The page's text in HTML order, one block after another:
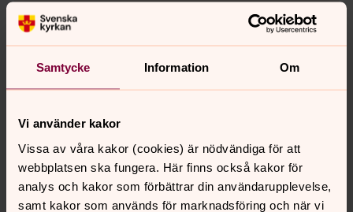
Samtycke Information Om
Vi använder kakor
Vissa av våra kakor (cookies) är nödvändiga för att
webbplatsen ska fungera. Här finns också kakor för
analys och kakor som förbättrar din användarupplevelse,
samt kakor som används för marknadsföring och när vi
hyresgäst.
som dop, vigsel, konfirmation och begravning får
man låna lokalerna gratis.
Starksprit får ej förtäras i lokalerna.
Vill du hyra Församlingshemmet kontakta
församlingsexpeditonen på tel 0455-33 77 33 eller
via e-mail rodeby.forsamling@svenskakyrkan.se.